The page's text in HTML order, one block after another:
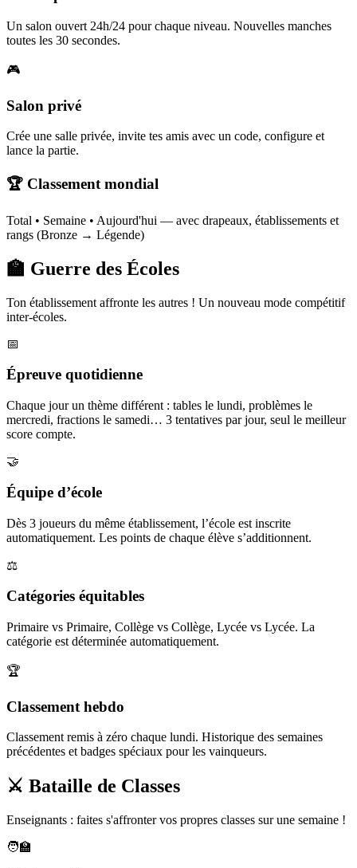
Un salon ouvert 24h/24 pour chaque niveau. Nouvelles manches
toutes les 30 secondes.
🎮
Salon privé
Crée une salle privée, invite tes amis avec un code, configure et
lance la partie.
🏆 Classement mondial
Total • Semaine • Aujourd'hui — avec drapeaux, établissements et
rangs (Bronze → Légende)
🏫 Guerre des Écoles
Ton établissement affronte les autres ! Un nouveau mode compétitif
inter-écoles.
📅
Épreuve quotidienne
Chaque jour un thème différent : tables le lundi, problèmes le
mercredi, fractions le samedi… 3 tentatives par jour, seul le meilleur
score compte.
🤝
Équipe d’école
Dès 3 joueurs du même établissement, l’école est inscrite
automatiquement. Les points de chaque élève s’additionnent.
⚖️
Catégories équitables
Primaire vs Primaire, Collège vs Collège, Lycée vs Lycée. La
catégorie est déterminée automatiquement.
🏆
Classement hebdo
Classement remis à zéro chaque lundi. Historique des semaines
précédentes et badges spéciaux pour les vainqueurs.
⚔️ Bataille de Classes
Enseignants : faites s'affronter vos propres classes sur une semaine !
🧑‍🏫